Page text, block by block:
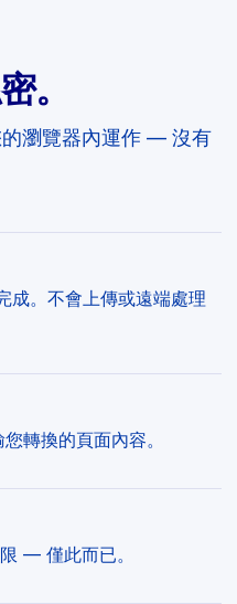
。
瀏覽器內運作 — 沒有
成。不會上傳或遠端處理
轉換的頁面內容。
— 僅此而已。